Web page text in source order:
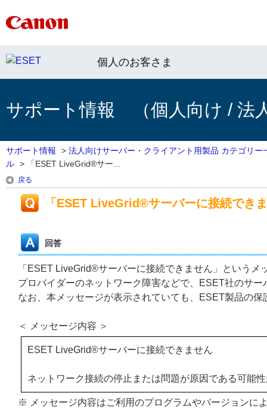
個人のお客さま
サポート情報 （個人向け / 法
サポート情報 > 法人向けサーバー・クライアント用製品 カテゴリー
ル > 「ESET LiveGrid®サー...
戻る
「ESET LiveGrid®サーバーに接続でき
回答
「ESET LiveGrid®サーバーに接続できません」という
プロバイダーのネットワーク障害などで、ESET社のサ
なお、本メッセージが表示されていても、ESET製品の
＜ メッセージ内容 ＞
ESET LiveGrid®サーバーに接続できません
ネットワーク接続の停止または問題が原因である可能
※ メッセージ内容はご利用のプログラムやバージョンに